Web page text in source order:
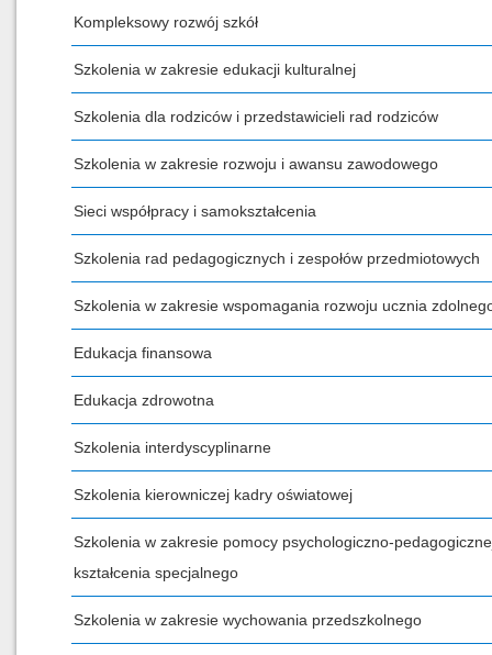
Kompleksowy rozwój szkół
Szkolenia w zakresie edukacji kulturalnej
Szkolenia dla rodziców i przedstawicieli rad rodziców
Szkolenia w zakresie rozwoju i awansu zawodowego
Sieci współpracy i samokształcenia
Szkolenia rad pedagogicznych i zespołów przedmiotowych
Szkolenia w zakresie wspomagania rozwoju ucznia
Edukacja finansowa
Edukacja zdrowotna
Szkolenia interdyscyplinarne
Szkolenia kierowniczej kadry oświatowej
Szkolenia w zakresie pomocy psychologiczno-
kształcenia specjalnego
Szkolenia w zakresie wychowania przedszkolnego